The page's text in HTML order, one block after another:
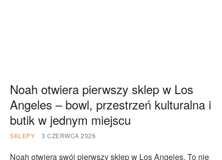
Noah otwiera pierwszy sklep w Los
Angeles – bowl, przestrzeń kulturalna i
butik w jednym miejscu
SKLEPY 3 CZERWCA 2026
Noah otwiera swój pierwszy sklep w Los Angeles. To nie